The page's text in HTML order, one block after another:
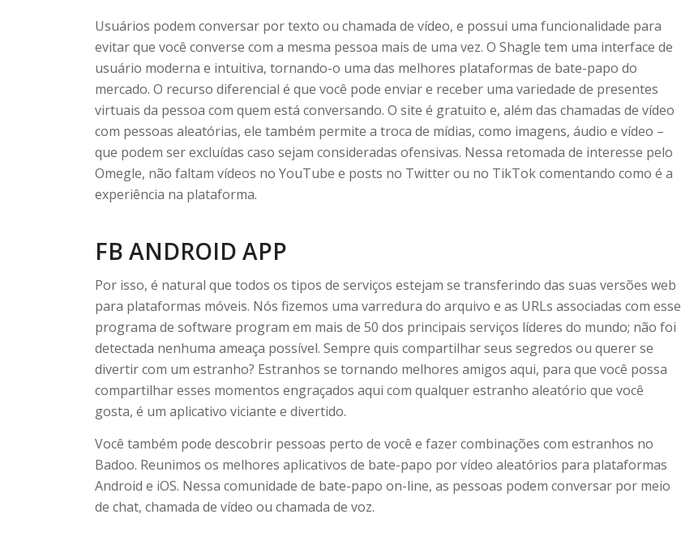
Usuários podem conversar por texto ou chamada de vídeo, e possui uma funcionalidade para
evitar que você converse com a mesma pessoa mais de uma vez. O Shagle tem uma interface de
usuário moderna e intuitiva, tornando-o uma das melhores plataformas de bate-papo do
mercado. O recurso diferencial é que você pode enviar e receber uma variedade de presentes
virtuais da pessoa com quem está conversando. O site é gratuito e, além das chamadas de vídeo
com pessoas aleatórias, ele também permite a troca de mídias, como imagens, áudio e vídeo –
que podem ser excluídas caso sejam consideradas ofensivas. Nessa retomada de interesse pelo
Omegle, não faltam vídeos no YouTube e posts no Twitter ou no TikTok comentando como é a
experiência na plataforma.
FB ANDROID APP
Por isso, é natural que todos os tipos de serviços estejam se transferindo das suas versões web
para plataformas móveis. Nós fizemos uma varredura do arquivo e as URLs associadas com esse
programa de software program em mais de 50 dos principais serviços líderes do mundo; não foi
detectada nenhuma ameaça possível. Sempre quis compartilhar seus segredos ou querer se
divertir com um estranho? Estranhos se tornando melhores amigos aqui, para que você possa
compartilhar esses momentos engraçados aqui com qualquer estranho aleatório que você
gosta, é um aplicativo viciante e divertido.
Você também pode descobrir pessoas perto de você e fazer combinações com estranhos no
Badoo. Reunimos os melhores aplicativos de bate-papo por vídeo aleatórios para plataformas
Android e iOS. Nessa comunidade de bate-papo on-line, as pessoas podem conversar por meio
de chat, chamada de vídeo ou chamada de voz.